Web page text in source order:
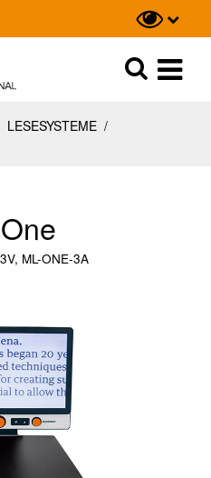
Suche
LESESYSTEME /
ML-ONE-3A